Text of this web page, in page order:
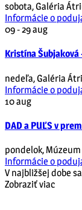
sobota,Galéria
Informácie o
09 - 29aug
Kristína Šubjaková
nedeľa,Galéria
Informácie o
10aug
DAD a PUĽS v
pondelok,
Informácie o
V najbližšej dobe
Zobraziť viac